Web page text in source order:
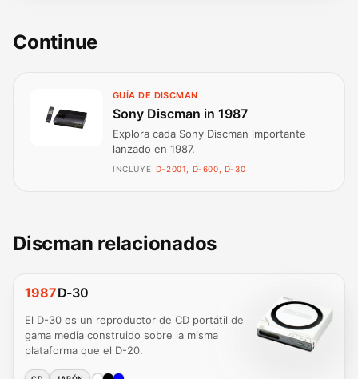
Continue
GUÍA DE DISCMAN
Sony Discman in 1987
Explora cada Sony Discman importante
lanzado en 1987.
INCLUYE D-2001, D-600, D-30
Discman relacionados
1987D-30
El D-30 es un reproductor de CD portátil de
gama media construido sobre la misma
plataforma que el D-20.